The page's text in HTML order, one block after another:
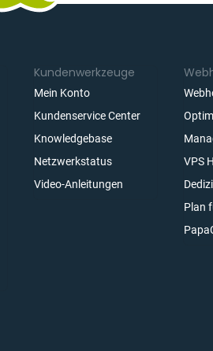
Kundenwerkzeuge
Mein Konto
Kundenservice Center
Knowledgebase
Netzwerkstatus
Video-Anleitungen
VPS
Plan